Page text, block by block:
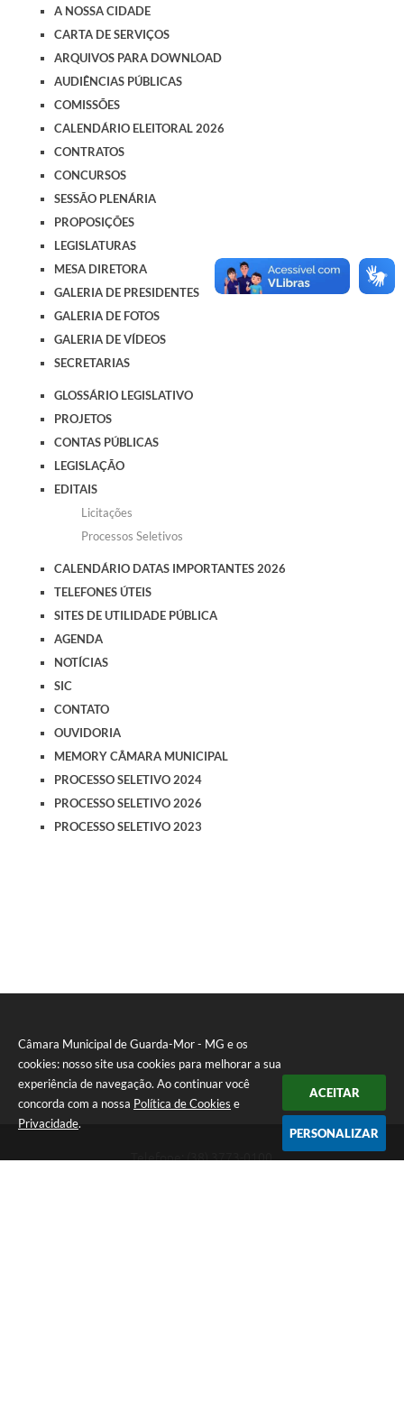
Câmara Municipal de Guarda-Mor - MG e os
cookies: nosso site usa cookies para melhorar a sua
experiência de navegação. Ao continuar você
concorda com a nossa Política de Cookies e
Privacidade.
ACEITAR
PERSONALIZAR
A NOSSA CIDADE
CARTA DE SERVIÇOS
ARQUIVOS PARA DOWNLOAD
AUDIÊNCIAS PÚBLICAS
COMISSÕES
CALENDÁRIO ELEITORAL 2026
CONTRATOS
CONCURSOS
SESSÃO PLENÁRIA
PROPOSIÇÕES
LEGISLATURAS
MESA DIRETORA
GALERIA DE PRESIDENTES
GALERIA DE FOTOS
GALERIA DE VÍDEOS
SECRETARIAS
GLOSSÁRIO LEGISLATIVO
PROJETOS
CONTAS PÚBLICAS
LEGISLAÇÃO
EDITAIS
Licitações
Processos Seletivos
CALENDÁRIO DATAS IMPORTANTES 2026
TELEFONES ÚTEIS
SITES DE UTILIDADE PÚBLICA
AGENDA
NOTÍCIAS
SIC
CONTATO
OUVIDORIA
MEMORY CÂMARA MUNICIPAL
PROCESSO SELETIVO 2024
PROCESSO SELETIVO 2026
PROCESSO SELETIVO 2023
Telefone: (38) 3773-0100